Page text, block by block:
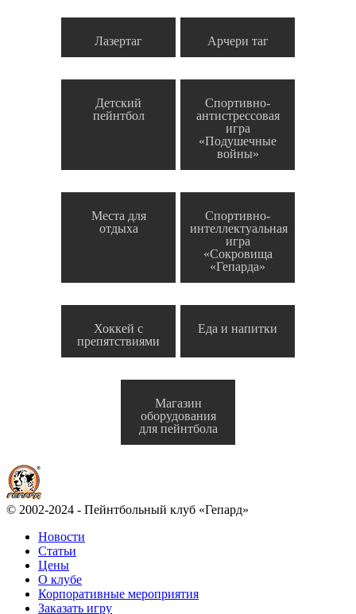
Лазертаг Арчери таг
Детский
пейнтбол
Спортивно-
антистрессовая
игра
«Подушечные
войны»
Места для
отдыха
Спортивно-
интеллектуальная
игра
«Сокровища
«Гепарда»
Хоккей с
препятствиями
Еда и напитки
Магазин
оборудования
для пейнтбола
© 2002-2024 - Пейнтбольный клуб «Гепард»
Новости
Статьи
Цены
О клубе
Корпоративные мероприятия
Заказать игру